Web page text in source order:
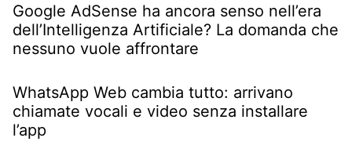
Google AdSense ha ancora senso nell’era
dell’Intelligenza Artificiale? La domanda che
nessuno vuole affrontare
WhatsApp Web cambia tutto: arrivano
chiamate vocali e video senza installare
l’app